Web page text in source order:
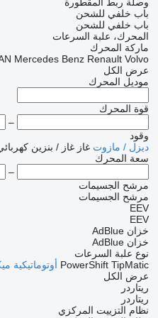
باب خلفي للشحن
باب خلفي للشحن
المحرك، علبة السرعات
ماركة المحرك
Mercedes Benz Renault Volvo
عرض الكل
موديل المحرك
قوة المحرك
–
وقود
ديزل / مازوت غاز غاز / بنزين
سعة المحرك
–
مرشح الجسيمات
مرشح الجسيمات
EEV
EEV
خزان AdBlue
خزان AdBlue
نوع علبة السرعات
PowerShift TipMatic أوتوماتيكية
عرض الكل
ريتاردر
ريتاردر
نظام التزييت المركزي